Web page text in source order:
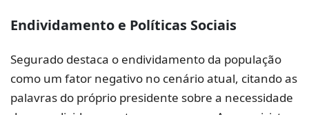
Endividamento e Políticas Sociais
Segurado destaca o endividamento da população
como um fator negativo no cenário atual, citando as
palavras do próprio presidente sobre a necessidade